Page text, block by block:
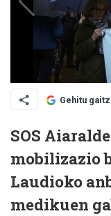
Gehitu
SOS
mobilizazio
Laudioko
medikuen